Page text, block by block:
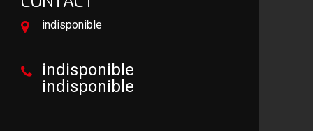
indisponible
indisponible
indisponible